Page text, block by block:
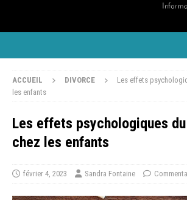
ACCUEIL DIVORCE
Les effets
les enfants
Les effets psychologiques
chez les enfants
février 4, 2023 Sandra Fontaine